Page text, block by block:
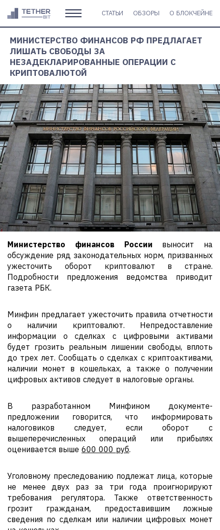
СТАТЬИ ОБЗОРЫ О БЛОКЧЕЙНЕ
МИНИСТЕРСТВО ФИНАНСОВ РФ ПРЕДЛАГАЕТ
ЛИШАТЬ СВОБОДЫ ЗА
НЕЗАДЕКЛАРИРОВАННЫЕ ОПЕРАЦИИ С
КРИПТОВАЛЮТОЙ
Министерство финансов России выносит на
обсуждение ряд законодательных норм, призванных
ужесточить оборот криптовалют в стране.
Подробности предложения ведомства приводит
газета РБК.
Минфин предлагает ужесточить правила отчетности
о наличии криптовалют. Непредоставление
информации о сделках с цифровыми активами
будет грозить реальным лишении свободы, вплоть
до трех лет. Сообщать о сделках с криптоактивами,
наличии монет в кошельках, а также о получении
цифровых активов следует в налоговые органы.
В разработанном Минфином документе-
предложении говорится, что информировать
налоговиков следует, если оборот с
вышеперечисленных операций или прибылях
оценивается выше 600 000 руб.
Уголовному преследованию подлежат лица, которые
не менее двух раз за три года проигнорируют
требования регулятора. Также ответственность
грозит гражданам, предоставившим ложные
сведения по сделкам или наличии цифровых монет